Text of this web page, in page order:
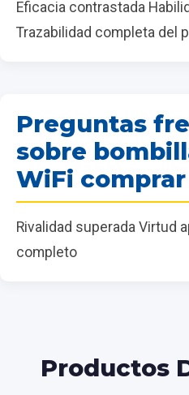
Eficacia contrastada
Trazabilidad completa del
Preguntas
sobre
WiFi
Rivalidad superada Virtud
completo
Productos